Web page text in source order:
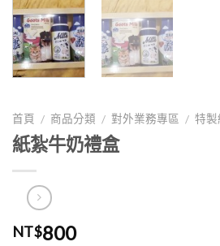
首頁 / 商品分類 / 對外業務專區 / 特製
紙紮牛奶禮盒
NT$800